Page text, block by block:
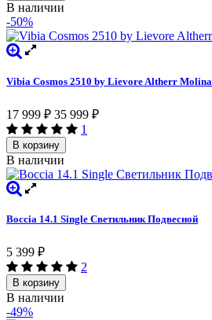
В наличии
-50%
Vibia Cosmos 2510 by Lievore Altherr Molina
17 999 ₽ 35 999 ₽
1
В корзину
В наличии
Boccia 14.1 Single Светильник Подвесной
5 399 ₽
2
В корзину
В наличии
-49%